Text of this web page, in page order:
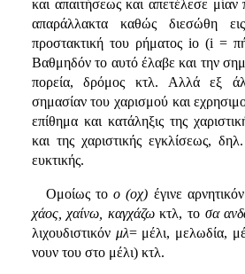
και απαιτήσεως και απετέλεσε
απαράλλακτα καθώς διεσώθη
προστακτική του ρήματος io (i =
Βαθμηδόν το αυτό έλαβε και την
πορεία, δρόμος κτλ. Αλλά εξ
σημασίαν του χαρισμού και
επίθημα και κατάληξις της
και της χαριστικής εγκλίσεως,
ευκτικής.
Ομοίως τοο (οχ) έγινε αρνητικόν
χάος, χαίνω, καγχάζωκτλ, το σα
λιχουδιστικόν μλ= μέλι, μελωδία,
νουν του στο μέλι) κτλ.